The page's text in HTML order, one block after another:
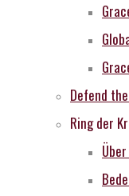
Defend
Ring der